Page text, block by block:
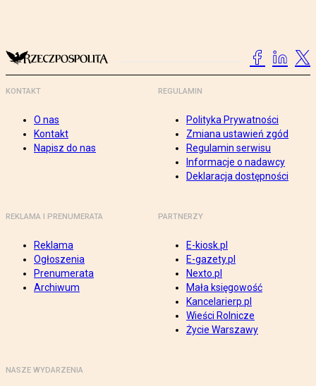
KONTAKT
O nas
Kontakt
Napisz do nas
REGULAMIN
Polityka Prywatności
Zmiana ustawień zgód
Regulamin serwisu
Informacje o nadawcy
Deklaracja dostępności
REKLAMA I PRENUMERATA
Reklama
Ogłoszenia
Prenumerata
Archiwum
PARTNERZY
E-kiosk.pl
E-gazety.pl
Nexto.pl
Mała księgowość
Kancelarierp.pl
Wieści Rolnicze
Życie Warszawy
NASZE WYDARZENIA